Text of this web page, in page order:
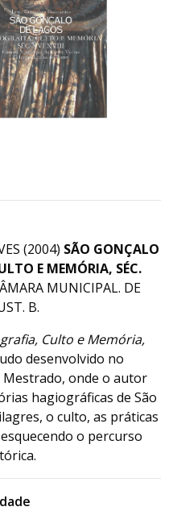
(2004) SÃO GONÇALO
E MEMÓRIA, SÉC.
MUNICIPAL. DE
B.
Culto e Memória,
desenvolvido no
Mestrado, onde o autor
hagiográficas de São
o culto, as práticas
o percurso